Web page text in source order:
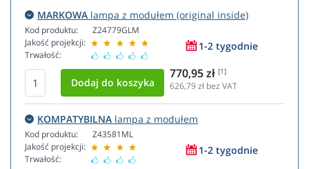
MARKOWA lampa z modułem (original inside)
Kod produktu:
Jakość projekcji:
Trwałość:
Z24779GLM
1-2 tygodnie
770,95 zł [1]
626,79zł bez VAT
KOMPATYBILNA lampa z modułem
Kod produktu:
Jakość projekcji:
Trwałość:
Z43581ML
1-2 tygodnie